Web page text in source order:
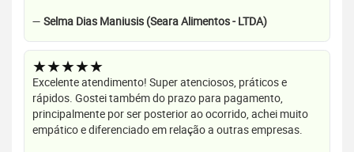
— Selma Dias Maniusis (Seara Alimentos - LTDA)
★★★★★
Excelente atendimento! Super atenciosos, práticos e
rápidos. Gostei também do prazo para pagamento,
principalmente por ser posterior ao ocorrido, achei muito
empático e diferenciado em relação a outras empresas.